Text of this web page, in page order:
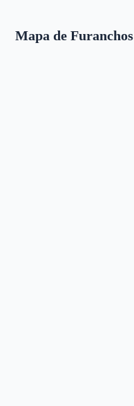
Mapa de Furanchos